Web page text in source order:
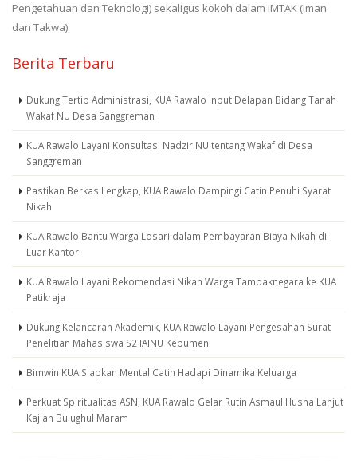
Pengetahuan dan Teknologi) sekaligus kokoh dalam IMTAK (Iman
dan Takwa).
Berita Terbaru
Dukung Tertib Administrasi, KUA Rawalo Input Delapan Bidang Tanah
Wakaf NU Desa Sanggreman
KUA Rawalo Layani Konsultasi Nadzir NU tentang Wakaf di Desa
Sanggreman
Pastikan Berkas Lengkap, KUA Rawalo Dampingi Catin Penuhi Syarat
Nikah
KUA Rawalo Bantu Warga Losari dalam Pembayaran Biaya Nikah di
Luar Kantor
KUA Rawalo Layani Rekomendasi Nikah Warga Tambaknegara ke KUA
Patikraja
Dukung Kelancaran Akademik, KUA Rawalo Layani Pengesahan Surat
Penelitian Mahasiswa S2 IAINU Kebumen
Bimwin KUA Siapkan Mental Catin Hadapi Dinamika Keluarga
Perkuat Spiritualitas ASN, KUA Rawalo Gelar Rutin Asmaul Husna Lanjut
Kajian Bulughul Maram